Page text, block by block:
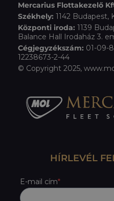
Mercarius Flottakezelő
Székhely: 1142 Budapest,
Központi iroda: 1139
Balance Hall Irodaház 3.
Cégjegyzékszám: 01-09-
12238673-2-44
© Copyright 2025,
HÍRLEVÉL
E-mail cím